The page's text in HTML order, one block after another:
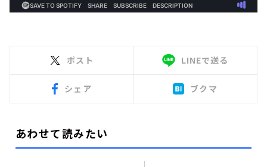
ポスト LINEで送る
シェア ブクマ
あわせて読みたい